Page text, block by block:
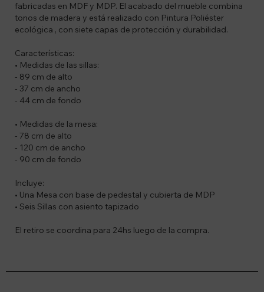
fabricadas en MDF y MDP. El acabado del mueble combina
tonos de madera y está realizado con Pintura Poliéster
ecológica , con siete capas de protección y durabilidad.
Características:
• Medidas de las sillas:
- 89 cm de alto
- 37 cm de ancho
- 44 cm de fondo
• Medidas de la mesa:
- 78 cm de alto
- 120 cm de ancho
- 90 cm de fondo
Incluye:
• Una Mesa con base de pedestal y cubierta de MDP
• Seis Sillas con asiento tapizado
El retiro se coordina para 24hs luego de la compra.